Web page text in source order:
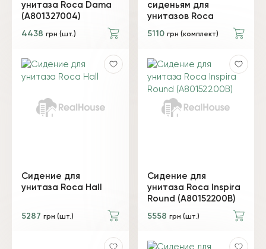
унитаза Roca Dama
(A801327004)
4438 грн (шт.)
сиденьям для
унитазов Roca
5110 грн (комплект)
Сидение для
унитаза Roca Hall
5287 грн (шт.)
Сидение для
унитаза Roca Inspira
Round (A80152200B)
5558 грн (шт.)